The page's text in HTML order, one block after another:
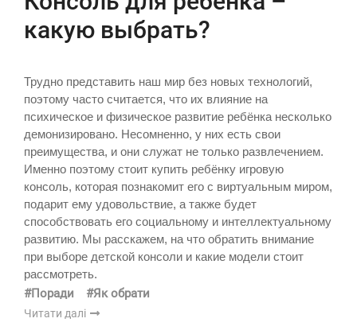
какую выбрать?
Трудно представить наш мир без новых технологий,
поэтому часто считается, что их влияние на
психическое и физическое развитие ребёнка несколько
демонизировано. Несомненно, у них есть свои
преимущества, и они служат не только развлечением.
Именно поэтому стоит купить ребёнку игровую
консоль, которая познакомит его с виртуальным миром,
подарит ему удовольствие, а также будет
способствовать его социальному и интеллектуальному
развитию. Мы расскажем, на что обратить внимание
при выборе детской консоли и какие модели стоит
рассмотреть.
#Поради #Як обрати
Читати далі